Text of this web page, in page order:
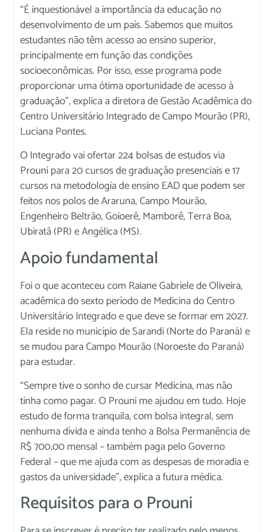
“É inquestionável a importância da educação no
desenvolvimento de um país. Sabemos que muitos
estudantes não têm acesso ao ensino superior,
principalmente em função das condições
socioeconômicas. Por isso, esse programa pode
proporcionar uma ótima oportunidade de acesso à
graduação”, explica a diretora de Gestão Acadêmica do
Centro Universitário Integrado de Campo Mourão (PR),
Luciana Pontes.
O Integrado vai ofertar 224 bolsas de estudos via
Prouni para 20 cursos de graduação presenciais e 17
cursos na metodologia de ensino EAD que podem ser
feitos nos polos de Araruna, Campo Mourão,
Engenheiro Beltrão, Goioerê, Mamborê, Terra Boa,
Ubiratã (PR) e Angélica (MS).
Apoio fundamental
Foi o que aconteceu com Raiane Gabriele de Oliveira,
acadêmica do sexto período de Medicina do Centro
Universitário Integrado e que deve se formar em 2027.
Ela reside no município de Sarandi (Norte do Paraná) e
se mudou para Campo Mourão (Noroeste do Paraná)
para estudar.
“Sempre tive o sonho de cursar Medicina, mas não
tinha como pagar. O Prouni me ajudou em tudo. Hoje
estudo de forma tranquila, com bolsa integral, sem
nenhuma dívida e ainda tenho a Bolsa Permanência de
R$ 700,00 mensal – também paga pelo Governo
Federal – que me ajuda com as despesas de moradia e
gastos da universidade”, explica a futura médica.
Requisitos para o Prouni